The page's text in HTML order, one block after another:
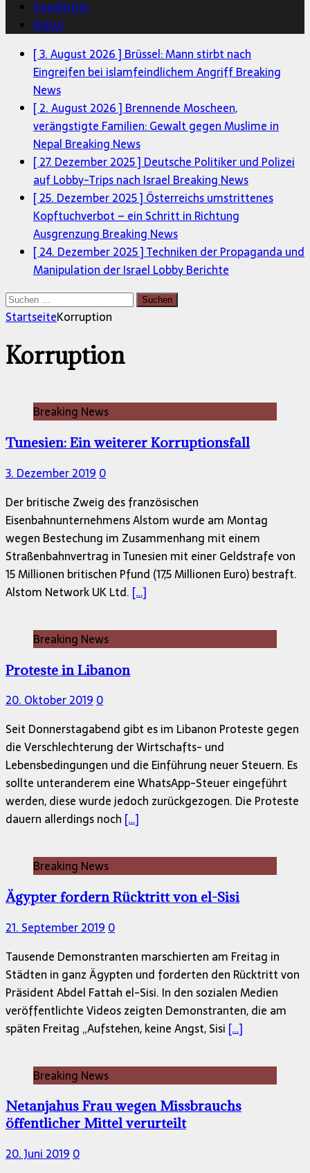
Geschichte
Kultur
[ 3. August 2026 ] Brüssel: Mann stirbt nach
Eingreifen bei islamfeindlichem AngriffBreaking
News
[ 2. August 2026 ] Brennende Moscheen,
verängstigte Familien: Gewalt gegen Muslime in
Nepal Breaking News
[ 27. Dezember 2025 ] Deutsche Politiker und Polizei
auf Lobby-Trips nach Israel Breaking News
[ 25. Dezember 2025 ] Österreichs umstrittenes
Kopftuchverbot – ein Schritt in Richtung
Ausgrenzung Breaking News
[ 24. Dezember 2025 ]Techniken der Propaganda und
Manipulation der Israel LobbyBerichte
Suchen
nach:
StartseiteKorruption
Korruption
Breaking News
Tunesien: Ein weiterer Korruptionsfall
3. Dezember 2019 0
Der britische Zweig des französischen
Eisenbahnunternehmens Alstom wurde am Montag
wegen Bestechung im Zusammenhang mit einem
Straßenbahnvertrag in Tunesien mit einer Geldstrafe von
15 Millionen britischen Pfund (17,5 Millionen Euro) bestraft.
Alstom Network UK Ltd. […]
Breaking News
Proteste in Libanon
20. Oktober 20190
Seit Donnerstagabend gibt es im Libanon Proteste gegen
die Verschlechterung der Wirtschafts- und
Lebensbedingungen und die Einführung neuer Steuern. Es
sollte unteranderem eine WhatsApp-Steuer eingeführt
werden, diese wurde jedoch zurückgezogen. Die Proteste
dauern allerdings noch […]
Breaking News
Ägypter fordern Rücktritt von el-Sisi
21. September 2019 0
Tausende Demonstranten marschierten am Freitag in
Städten in ganz Ägypten und forderten den Rücktritt von
Präsident Abdel Fattah el-Sisi. In den sozialen Medien
veröffentlichte Videos zeigten Demonstranten, die am
späten Freitag „Aufstehen, keine Angst, Sisi […]
Breaking News
Netanjahus Frau wegen Missbrauchs
öffentlicher Mittel verurteilt
20. Juni 2019 0